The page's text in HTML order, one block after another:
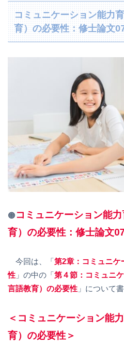
コミュニケーション能力
育）の必要性：修士論文
🟠 コミュニケーション能
育）の必要性：修士論文
今回は、「 第2章：コミュニケ
性 」の中の「 第４節：コミュニ
言語教育）の必要性 」について
＜コミュニケーション能
育）の必要性＞